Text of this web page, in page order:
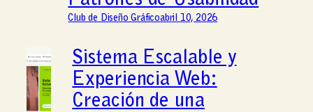
Club de Diseño Gráficoabril 10, 2026
Sistema Escalable y
Experiencia Web:
Creación de una